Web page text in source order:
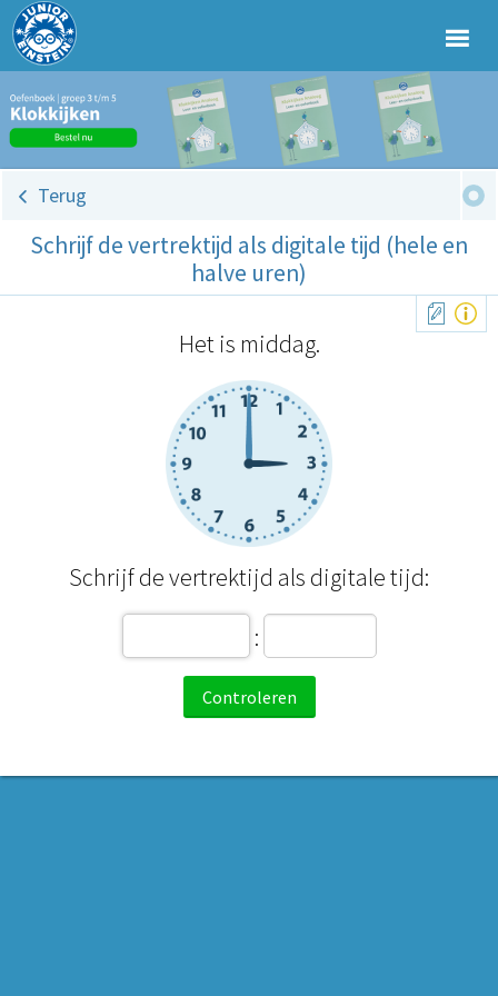
Terug
Schrijf de vertrektijd als digitale tijd (hele en
halve uren)
Het is middag.
Schrijf de vertrektijd als digitale tijd:
: